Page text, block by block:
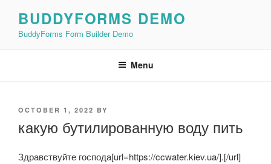
content
BUDDYFORMS DEMO
BuddyForms Form Builder Demo
Menu
POSTED
OCTOBER 1, 2022 BY
какую бутилированную воду пить
Здравствуйте господа[url=https://ccwater.kiev.ua/].[/url]